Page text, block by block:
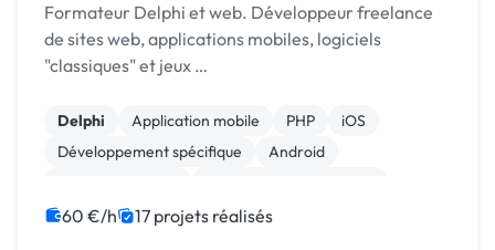
Formateur Delphi et web. Développeur freelance
de sites web, applications mobiles, logiciels
"classiques" et jeux …
Delphi Application mobile PHP
iOS
Développement spécifique
Android
Gestion site web
Jeux vidéo
60 €/h 17 projets réalisés